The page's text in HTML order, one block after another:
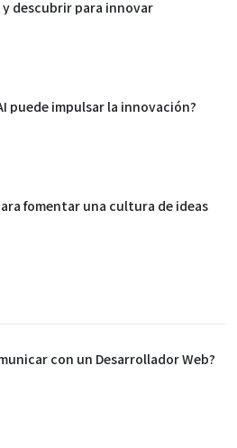
y descubrir para innovar
puede impulsar la innovación?
fomentar una cultura de ideas
con un Desarrollador Web?